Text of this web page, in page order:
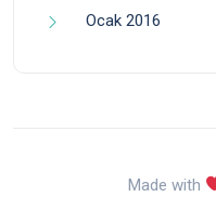
Ocak 2016
Made with